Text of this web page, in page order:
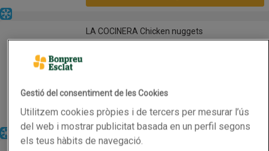
LA COCINERA Chicken nuggets
Congelat
LA COCINERA Chicken nuggets
Preu
3,99 €
Afegeix
FINDUS Pèsols amb pernil
Congelat
Gestió del consentiment de les Cookies
Utilitzem cookies pròpies i de tercers per mesurar l’ús
del web i mostrar publicitat basada en un perfil segons
els teus hàbits de navegació.